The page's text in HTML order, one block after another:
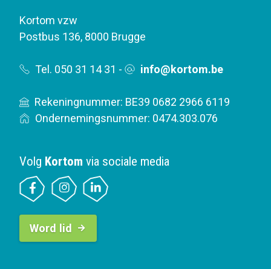
Kortom vzw
Postbus 136, 8000 Brugge
Tel. 050 31 14 31 - info@kortom.be
Rekeningnummer: BE39 0682 2966 6119
Ondernemingsnummer: 0474.303.076
Volg Kortom via sociale media
B
t
Word lid